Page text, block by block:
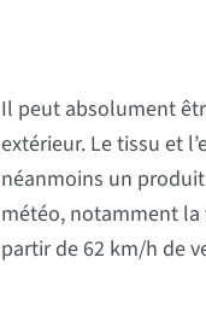
Il peut absolument
extérieur. Le tissu et
néanmoins un
météo, notamment la
partir de 62 km/h de